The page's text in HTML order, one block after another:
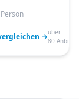
→über
80